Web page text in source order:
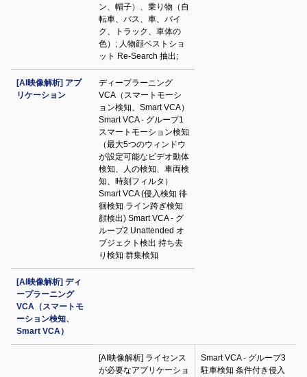
ン、帽子）、乗り物（自
転車、バス、車、バイ
ク、トラック、車体の
色）; 人物顔ベストショ
ット Re-Search 抽出;
[AI映像解析] アプ
リケーション
ディープラーニング
VCA（スマートモーシ
ョン検知、Smart VCA）
Smart VCA - グループ1
スマートモーション検知
（最大5つのウィンドウ
が設定可能なビデオ動体
検知、人の検知、車両検
知、時刻フィルタ）
Smart VCA (侵入検知 徘
徊検知 ライン跨ぎ検知
顔検出) Smart VCA - グ
ループ2 Unattended オ
ブジェクト検出 持ち去
り検知 群集検知
[AI映像解析] ディ
ープラーニング
VCA（スマートモ
ーション検知、
Smart VCA）
[AI映像解析] ライセンス
が必要なアプリケーショ
Smart VCA - グループ3
駐車検知 条件付き侵入